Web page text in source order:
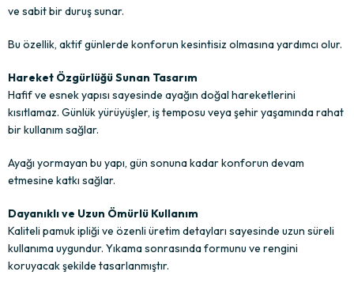
ve sabit bir duruş sunar.
Bu özellik, aktif günlerde konforun kesintisiz olmasına yardımcı olur.
Hareket Özgürlüğü Sunan Tasarım
Hafif ve esnek yapısı sayesinde ayağın doğal hareketlerini
kısıtlamaz. Günlük yürüyüşler, iş temposu veya şehir yaşamında rahat
bir kullanım sağlar.
Ayağı yormayan bu yapı, gün sonuna kadar konforun devam
etmesine katkı sağlar.
Dayanıklı ve Uzun Ömürlü Kullanım
Kaliteli pamuk ipliği ve özenli üretim detayları sayesinde uzun süreli
kullanıma uygundur. Yıkama sonrasında formunu ve rengini
koruyacak şekilde tasarlanmıştır.